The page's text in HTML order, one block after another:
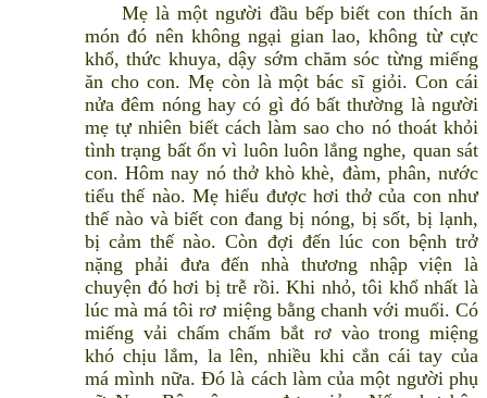
Mẹ là một người đầu bếp biết con thích ăn
món đó nên không ngại gian lao, không từ cực
khổ, thức khuya, dậy sớm chăm sóc từng miếng
ăn cho con. Mẹ còn là một bác sĩ giỏi. Con cái
nửa đêm nóng hay có gì đó bất thường là người
mẹ tự nhiên biết cách làm sao cho nó thoát khỏi
tình trạng bất ổn vì luôn luôn lắng nghe, quan sát
con. Hôm nay nó thở khò khè, đàm, phân, nước
tiểu thế nào. Mẹ hiểu được hơi thở của con như
thế nào và biết con đang bị nóng, bị sốt, bị lạnh,
bị cảm thế nào. Còn đợi đến lúc con bệnh trở
nặng phải đưa đến nhà thương nhập viện là
chuyện đó hơi bị trễ rồi. Khi nhỏ, tôi khổ nhất là
lúc mà má tôi rơ miệng bằng chanh với muối. Có
miếng vải chấm chấm bắt rơ vào trong miệng
khó chịu lắm, la lên, nhiều khi cắn cái tay của
má mình nữa. Đó là cách làm của một người phụ